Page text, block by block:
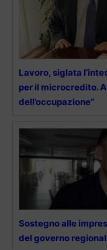
Lavoro, siglata
per il microcredito.
dell’occupazione”
Sostegno alle
del governo